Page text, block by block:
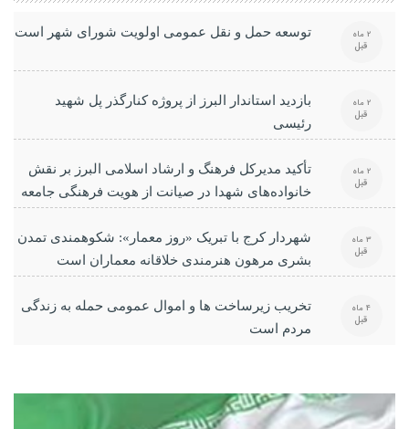
توسعه حمل و نقل عمومی اولویت شورای شهر است 2 ماه
قبل
بازدید استاندار البرز از پروژه کنارگذر پل شهید
رئیسی
2 ماه
قبل
تأکید مدیرکل فرهنگ و ارشاد اسلامی البرز بر نقش
خانواده‌های شهدا در صیانت از هویت فرهنگی جامعه
2 ماه
قبل
شهردار کرج با تبریک «روز معمار»: شکوهمندی تمدن
بشری مرهون هنرمندی خلاقانه معماران است
3 ماه
قبل
تخریب زیرساخت ها و اموال عمومی حمله به زندگی
مردم است
4 ماه
قبل